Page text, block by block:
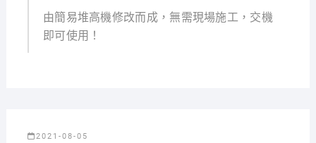
由簡易堆高機修改而成，無需現場施工，交機
即可使用！
2021-08-05